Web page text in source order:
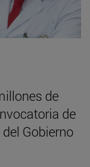
de
de
Gobierno